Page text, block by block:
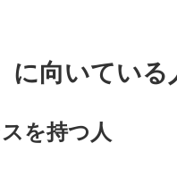
に向いている
を持つ人